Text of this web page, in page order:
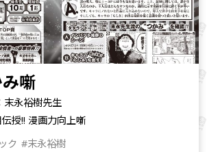
噺
末永裕樹先生
授!! 漫画力向上噺
ク #末永裕樹